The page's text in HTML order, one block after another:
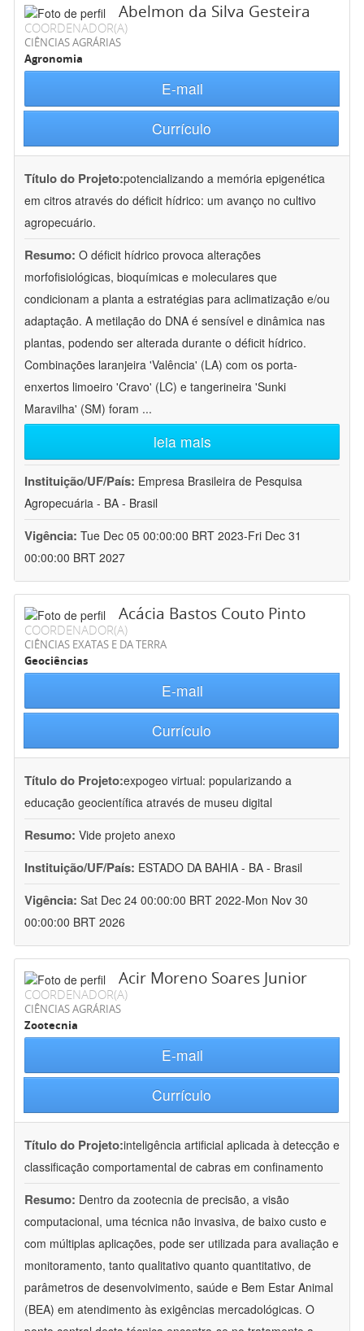
Abelmon da Silva Gesteira
COORDENADOR(A)
CIÊNCIAS AGRÁRIAS
Agronomia
E-mail
Currículo
Título do Projeto:potencializando a memória epigenética
em citros através do déficit hídrico: um avanço no cultivo
agropecuário.
Resumo: O déficit hídrico provoca alterações
morfofisiológicas, bioquímicas e moleculares que
condicionam a planta a estratégias para aclimatização e/ou
adaptação. A metilação do DNA é sensível e dinâmica nas
plantas, podendo ser alterada durante o déficit hídrico.
Combinações laranjeira 'Valência' (LA) com os porta-
enxertos limoeiro 'Cravo' (LC) e tangerineira 'Sunki
Maravilha' (SM) foram ...
leia mais
Instituição/UF/País: Empresa Brasileira de Pesquisa
Agropecuária - BA - Brasil
Vigência: Tue Dec 05 00:00:00 BRT 2023-Fri Dec 31
00:00:00 BRT 2027
Acácia Bastos Couto Pinto
COORDENADOR(A)
CIÊNCIAS EXATAS E DA TERRA
Geociências
E-mail
Currículo
Título do Projeto:expogeo virtual: popularizando a
educação geocientífica através de museu digital
Resumo: Vide projeto anexo
Instituição/UF/País: ESTADO DA BAHIA - BA - Brasil
Vigência: Sat Dec 24 00:00:00 BRT 2022-Mon Nov 30
00:00:00 BRT 2026
Acir Moreno Soares Junior
COORDENADOR(A)
CIÊNCIAS AGRÁRIAS
Zootecnia
E-mail
Currículo
Título do Projeto:inteligência artificial aplicada à detecção e
classificação comportamental de cabras em confinamento
Resumo: Dentro da zootecnia de precisão, a visão
computacional, uma técnica não invasiva, de baixo custo e
com múltiplas aplicações, pode ser utilizada para avaliação e
monitoramento, tanto qualitativo quanto quantitativo, de
parâmetros de desenvolvimento, saúde e Bem Estar Animal
(BEA) em atendimento às exigências mercadológicas. O